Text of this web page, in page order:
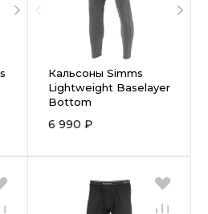
Кальсоны Simms
Lightweight Baselayer
Bottom
6 990 ₽